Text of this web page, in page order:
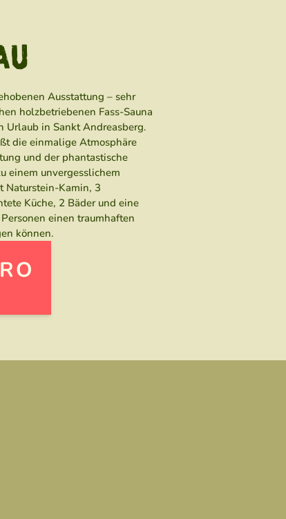
Ausstattung – sehr
holzbetriebenen Fass-Sauna
Urlaub in Sankt Andreasberg.
die einmalige Atmosphäre
und der phantastische
einem unvergesslichem
Naturstein-Kamin, 3
Küche, 2 Bäder und eine
einen traumhaften
können.